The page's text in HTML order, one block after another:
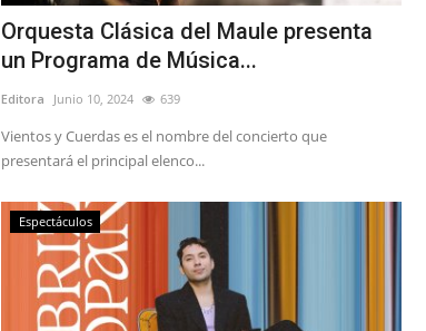
Orquesta Clásica del Maule presenta
un Programa de Música...
Editora Junio 10, 2024 639
Vientos y Cuerdas es el nombre del concierto que
presentará el principal elenco...
Espectáculos